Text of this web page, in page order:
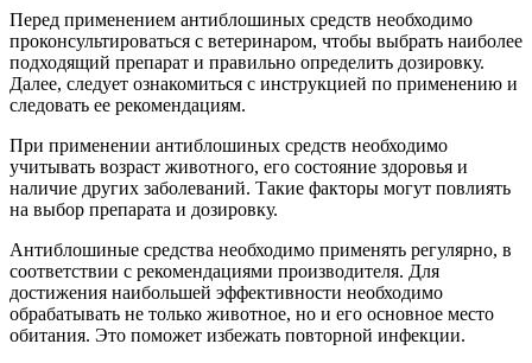
Перед применением антиблошиных средств необходимо
проконсультироваться с ветеринаром, чтобы выбрать наиболее
подходящий препарат и правильно определить дозировку.
Далее, следует ознакомиться с инструкцией по применению и
следовать ее рекомендациям.
При применении антиблошиных средств необходимо
учитывать возраст животного, его состояние здоровья и
наличие других заболеваний. Такие факторы могут повлиять
на выбор препарата и дозировку.
Антиблошиные средства необходимо применять регулярно, в
соответствии с рекомендациями производителя. Для
достижения наибольшей эффективности необходимо
обрабатывать не только животное, но и его основное место
обитания. Это поможет избежать повторной инфекции.